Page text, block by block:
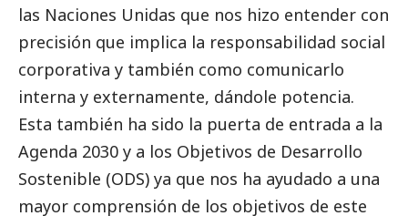
las Naciones Unidas que nos hizo entender con
precisión que implica la responsabilidad social
corporativa y también como comunicarlo
interna y externamente, dándole potencia.
Esta también ha sido la puerta de entrada a la
Agenda 2030 y a los Objetivos de Desarrollo
Sostenible (ODS) ya que nos ha ayudado a una
mayor comprensión de los objetivos de este